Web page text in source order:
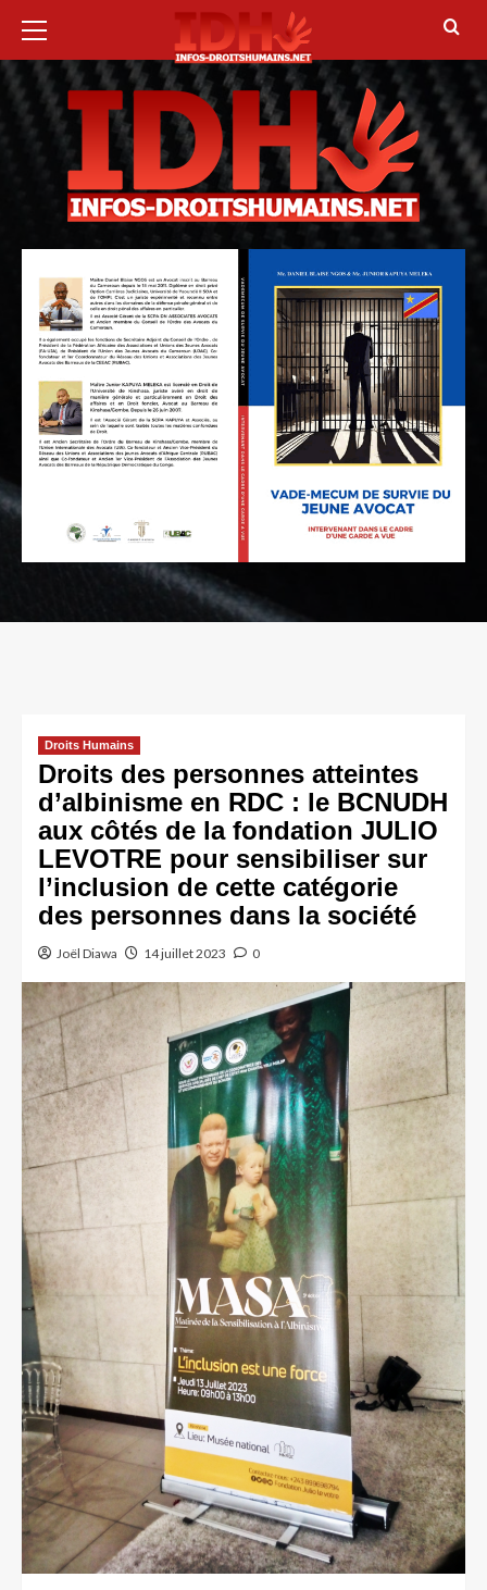
10 août 2026
Droits Humains
Droits des personnes atteintes
d’albinisme en RDC : le BCNUDH
aux côtés de la fondation JULIO
LEVOTRE pour sensibiliser sur
l’inclusion de cette catégorie
des personnes dans la société
Joël Diawa 14 juillet 2023 0